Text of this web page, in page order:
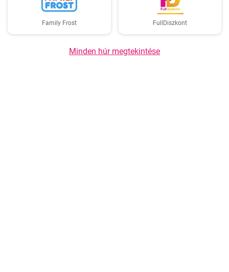
Family Frost FullDiszkont
Minden húr megtekintése